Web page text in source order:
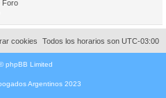
Foro
Todos los horarios son UTC-03:00
cookies
phpBB Limited
Argentinos 2023